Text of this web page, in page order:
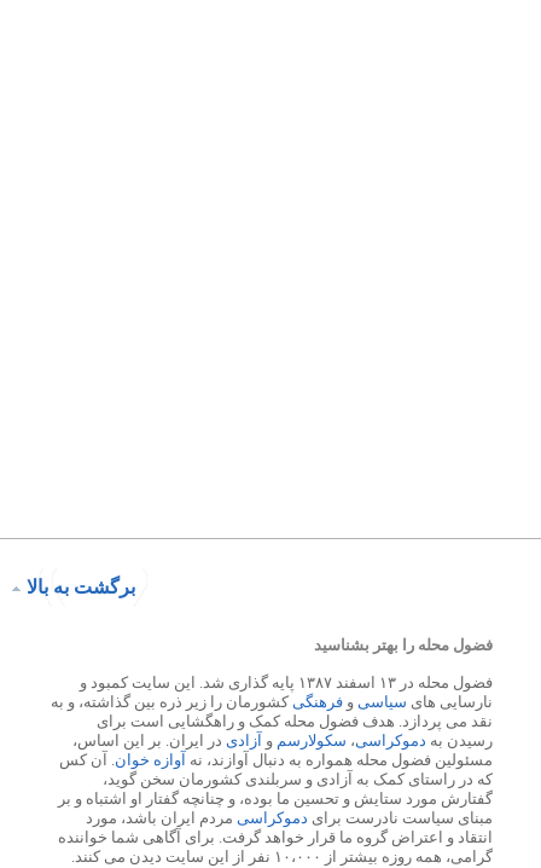
برگشت به بالا
فضول محله را بهتر بشناسید
فضول محله در ۱۳ اسفند ۱۳۸۷ پایه گذاری شد. این سایت کمبود و
نارسایی های سیاسی و فرهنگیکشورمان را زیر ذره بین گذاشته، و به
نقد می پردازد. هدف فضول محله کمک و راهگشایی است برای
رسیدن به دموکراسی، سکولارسم و آزادی در ایران. بر این اساس،
مسئولین فضول محله همواره به دنبال آوازند، نه آوازه خوان. آن کس
که در راستای کمک به آزادی و سربلندی کشورمان سخن گوید،
گفتارش مورد ستایش و تحسین ما بوده، و چنانچه گفتار او اشتباه و بر
مبنای سیاست نادرست برای دموکراسی مردم ایران باشد، مورد
انتقاد و اعتراض گروه ما قرار خواهد گرفت. برای آگاهی شما خواننده
گرامی، همه روزه بیشتر از ۱۰،۰۰۰ نفر از این سایت دیدن می کنند.